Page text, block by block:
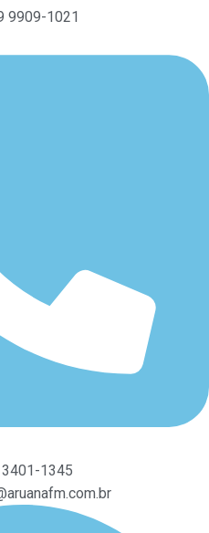
9909-1021
1345